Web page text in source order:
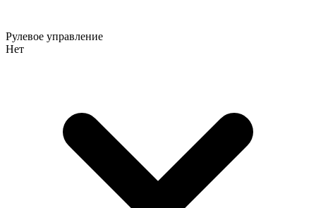
Рулевое управление
Нет